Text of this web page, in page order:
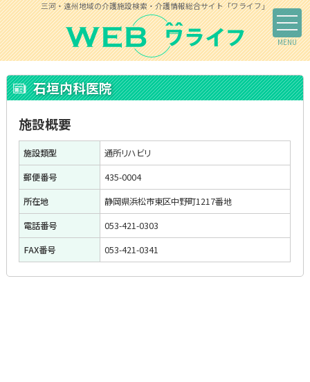
三河・遠州地域の介護施設検索・介護情報総合サイト「ワライフ」
石垣内科医院
施設概要
施設類型
通所リハビリ
郵便番号
435-0004
所在地
静岡県浜松市東区中野町1217番地
電話番号
053-421-0303
FAX番号
053-421-0341